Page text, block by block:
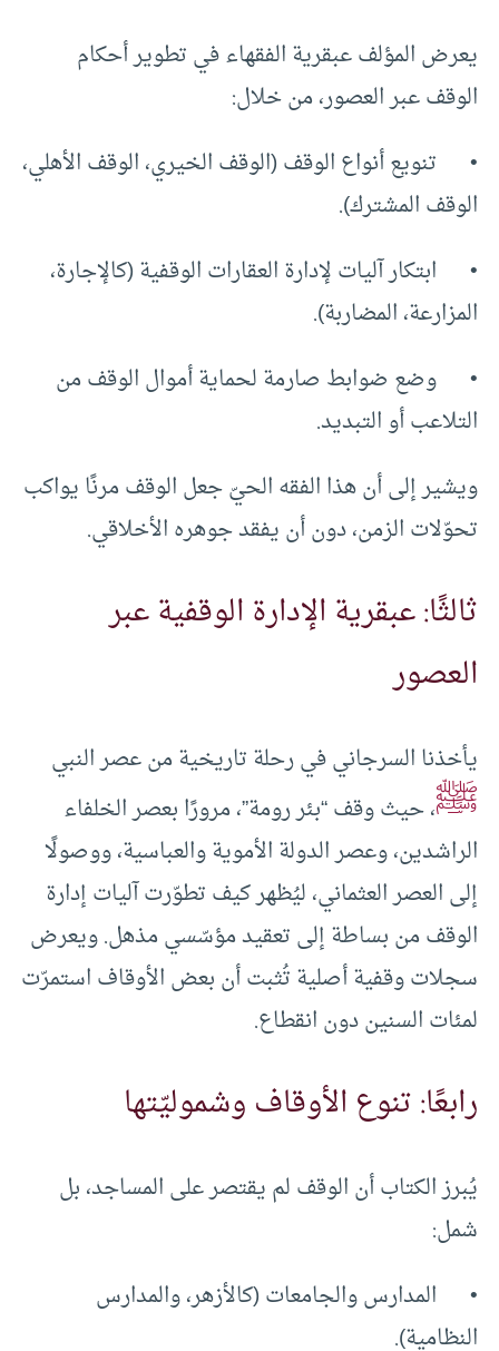
يعرض المؤلف عبقرية الفقهاء في تطوير أحكام
الوقف عبر العصور، من خلال:
• تنويع أنواع الوقف (الوقف الخيري، الوقف الأهلي،
الوقف المشترك).
• ابتكار آليات لإدارة العقارات الوقفية (كالإجارة،
المزارعة، المضاربة).
• وضع ضوابط صارمة لحماية أموال الوقف من
التلاعب أو التبديد.
ويشير إلى أن هذا الفقه الحيّ جعل الوقف مرنًا يواكب
تحوّلات الزمن، دون أن يفقد جوهره الأخلاقي.
ثالثًا: عبقرية الإدارة الوقفية عبر
العصور
يأخذنا السرجاني في رحلة تاريخية من عصر النبي
ﷺ، حيث وقف “بئر رومة”، مرورًا بعصر الخلفاء
الراشدين، وعصر الدولة الأموية والعباسية، ووصولًا
إلى العصر العثماني، ليُظهر كيف تطوّرت آليات إدارة
الوقف من بساطة إلى تعقيد مؤسّسي مذهل. ويعرض
سجلات وقفية أصلية تُثبت أن بعض الأوقاف استمرّت
لمئات السنين دون انقطاع.
رابعًا: تنوع الأوقاف وشموليّتها
يُبرز الكتاب أن الوقف لم يقتصر على المساجد، بل
شمل:
• المدارس والجامعات (كالأزهر، والمدارس
النظامية).